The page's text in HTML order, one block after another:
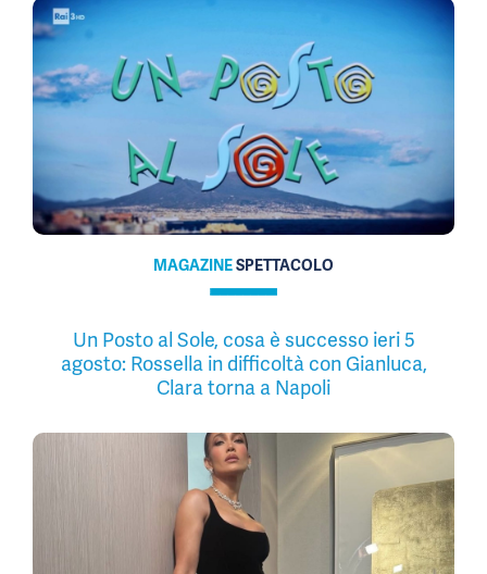
MAGAZINESPETTACOLO
Un Posto al Sole, cosa è successo ieri 5
agosto: Rossella in difficoltà con Gianluca,
Clara torna a Napoli